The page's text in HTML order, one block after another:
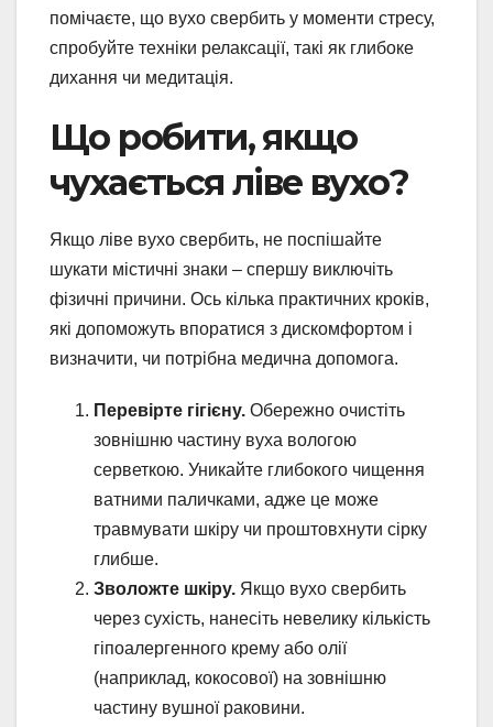
помічаєте, що вухо свербить у моменти стресу,
спробуйте техніки релаксації, такі як глибоке
дихання чи медитація.
Що робити, якщо
чухається ліве вухо?
Якщо ліве вухо свербить, не поспішайте
шукати містичні знаки – спершу виключіть
фізичні причини. Ось кілька практичних кроків,
які допоможуть впоратися з дискомфортом і
визначити, чи потрібна медична допомога.
Перевірте гігієну. Обережно очистіть
зовнішню частину вуха вологою
серветкою. Уникайте глибокого чищення
ватними паличками, адже це може
травмувати шкіру чи проштовхнути сірку
глибше.
Зволожте шкіру. Якщо вухо свербить
через сухість, нанесіть невелику кількість
гіпоалергенного крему або олії
(наприклад, кокосової) на зовнішню
частину вушної раковини.